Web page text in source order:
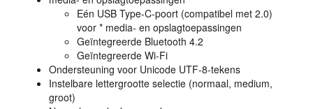
Eén USB Type-C-poort (compatibel met 2.0)
voor * media- en opslagtoepassingen
Geïntegreerde Bluetooth 4.2
Geïntegreerde Wi-Fi
Ondersteuning voor Unicode UTF-8-tekens
Instelbare lettergrootte selectie (normaal, medium,
groot)